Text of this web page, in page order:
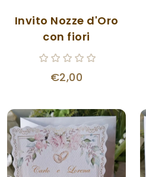
Invito Nozze d'Oro
con fiori
€2,00